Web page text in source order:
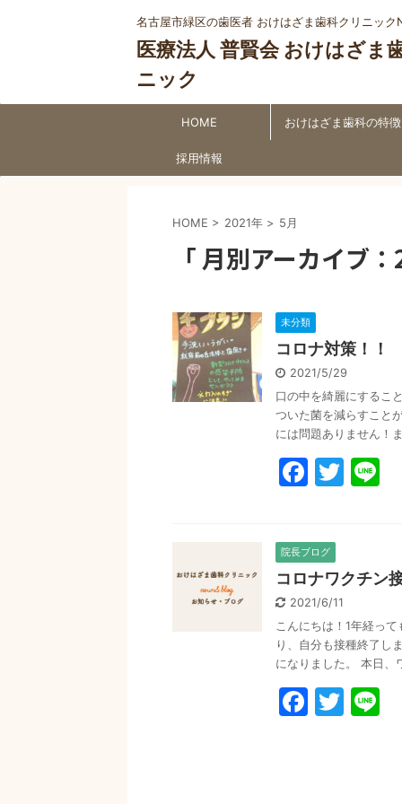
名古屋市緑区の歯医者 おけはざま歯科クリニック
医療法人 普賢会 おけはざま
ニック
HOME おけはざま歯科の特徴
採用情報
HOME > 2021年 > 5月
「 月別アーカイブ
未分類
コロナ対策！！
2021/5/29
口の中を綺麗にするこ
ついた菌を減らすこと
には問題ありません！
F
e
b
o
o
k
T
院長ブログ
コロナワクチン
2021/6/11
こんにちは！1年経っ
り、自分も接種終了し
になりました。 本日、
F
T